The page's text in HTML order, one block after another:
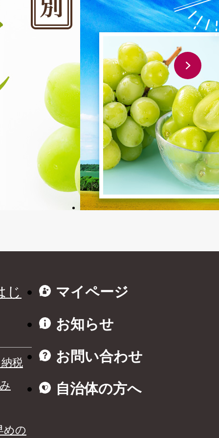
じ
税
めの
マイページ
お知らせ
お問い合わせ
自治体の方へ